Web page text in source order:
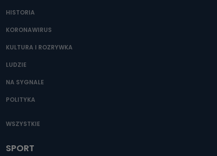
HISTORIA
KORONAWIRUS
KULTURA I ROZRYWKA
LUDZIE
NA SYGNALE
POLITYKA
WSZYSTKIE
SPORT